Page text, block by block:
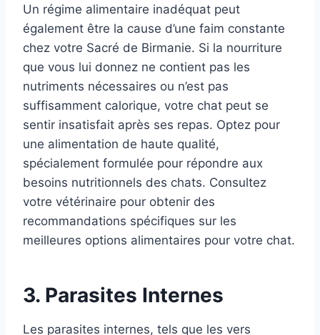
Un régime alimentaire inadéquat peut
également être la cause d’une faim constante
chez votre Sacré de Birmanie. Si la nourriture
que vous lui donnez ne contient pas les
nutriments nécessaires ou n’est pas
suffisamment calorique, votre chat peut se
sentir insatisfait après ses repas. Optez pour
une alimentation de haute qualité,
spécialement formulée pour répondre aux
besoins nutritionnels des chats. Consultez
votre vétérinaire pour obtenir des
recommandations spécifiques sur les
meilleures options alimentaires pour votre chat.
3. Parasites Internes
Les parasites internes, tels que les vers